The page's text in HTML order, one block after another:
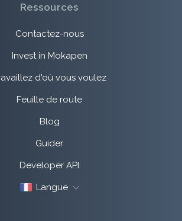
Ressources
Contactez-nous
Invest in Mokapen
d'où vous voulez
Feuille de route
Blog
Guider
Developer API
Langue